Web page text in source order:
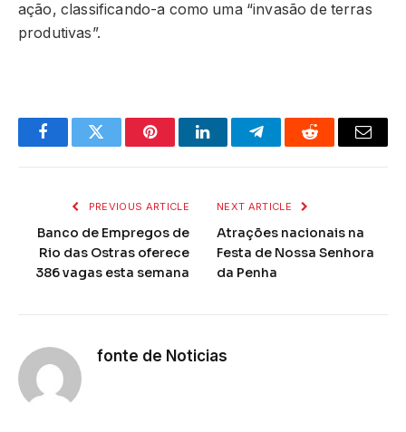
ação, classificando-a como uma “invasão de terras
produtivas”.
FacebookTwitter PinterestLinkedInTelegramReddit Email
PREVIOUS ARTICLE
Banco de Empregos de
Rio das Ostras oferece
386 vagas esta semana
NEXT ARTICLE
Atrações nacionais na
Festa de Nossa Senhora
da Penha
fonte de Noticias